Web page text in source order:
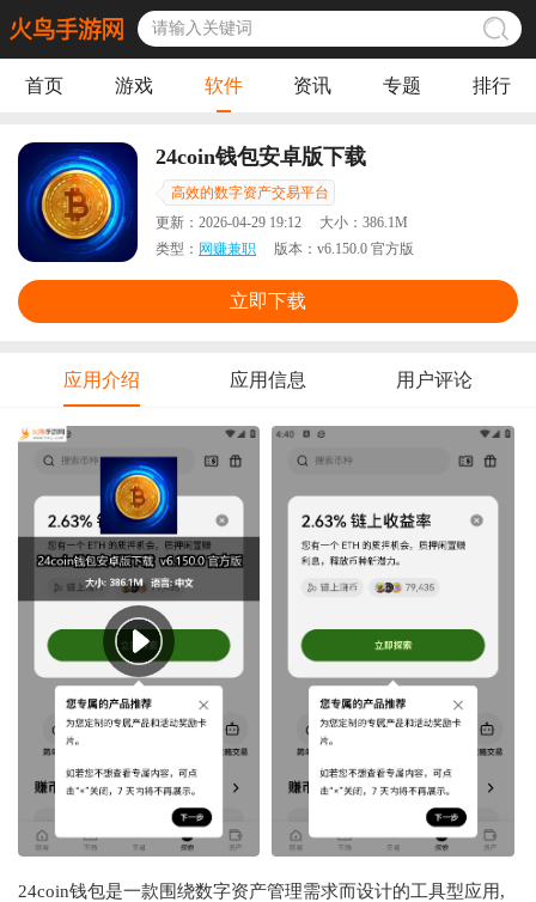
首页 游戏 软件 资讯 专题 排行
24coin钱包安卓版下载
高效的数字资产交易平台
更新： 2026-04-29 19:12 大小： 386.1M
类型： 网赚兼职 版本： v6.150.0 官方版
立即下载
应用介绍 应用信息 用户评论
24coin钱包是一款围绕数字资产管理需求而设计的工具型应用,